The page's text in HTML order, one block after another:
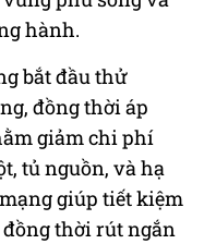
hành.
bắt đầu thử
đồng thời áp
giảm chi phí
tủ nguồn, và hạ
giúp tiết kiệm
thời rút ngắn